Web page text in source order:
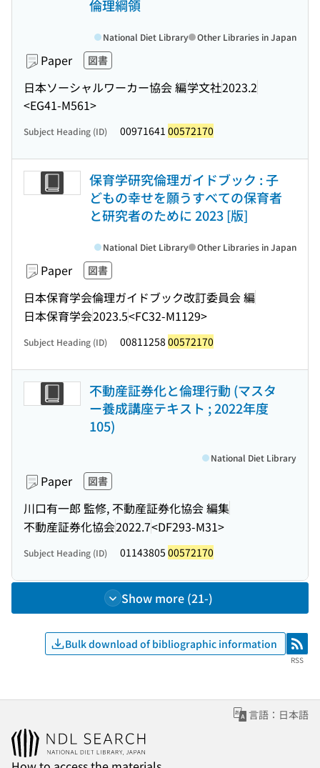
倫理綱領
Paper 図書
日本ソーシャルワーカー協会 編学文社2023.2
<EG41-M561>
National Diet Library Other Libraries in Japan
Subject Heading (ID) 00971641 00572170
保育学研究倫理ガイドブック : 子
どもの幸せを願うすべての保育者
と研究者のために 2023 [版]
Paper 図書
日本保育学会倫理ガイドブック改訂委員会 編
日本保育学会2023.5<FC32-M1129>
National Diet Library Other Libraries in Japan
Subject Heading (ID) 00811258 00572170
不動産証券化と倫理行動 (マスタ
ー養成講座テキスト ; 2022年度
105)
Paper 図書
川口有一郎 監修, 不動産証券化協会 編集
不動産証券化協会2022.7<DF293-M31>
National Diet Library
Subject Heading (ID) 01143805 00572170
Show more (21-)
Bulk download of bibliographic information RSS
RSS
言語：日本語